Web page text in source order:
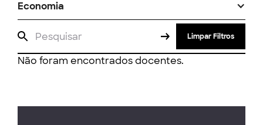
Economia
Limpar Filtros
Não foram encontrados docentes.